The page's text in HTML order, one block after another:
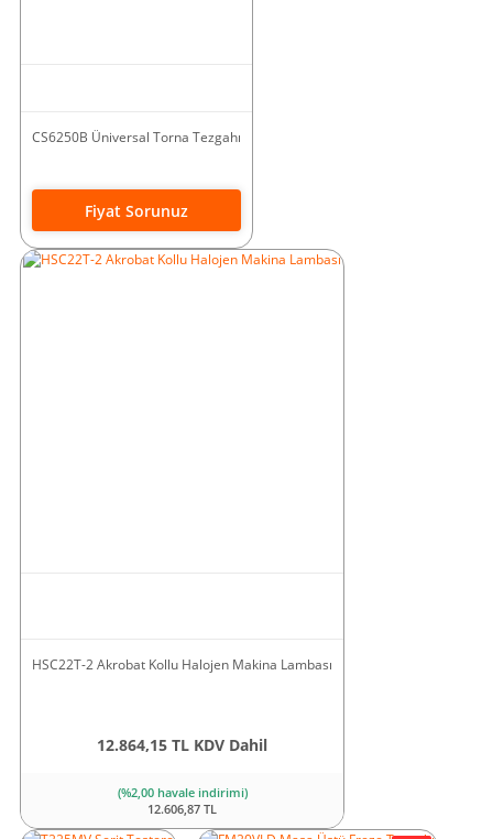
CS6250B Üniversal Torna Tezgahı
Fiyat Sorunuz
HSC22T-2 Akrobat Kollu Halojen Makina Lambası
12.864,15 TL KDV Dahil
(%2,00 havale indirimi)
12.606,87 TL